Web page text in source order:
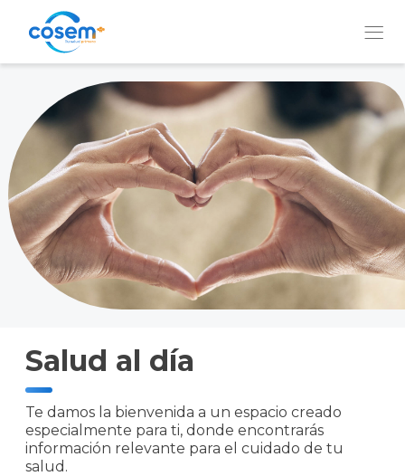
Institución
Nuestros
Servicios
Prevención
Bienestar
SER
SOCIO
Salud al día
Te damos la bienvenida a un espacio creado
especialmente para ti, donde encontrarás
información relevante para el cuidado de tu
salud.